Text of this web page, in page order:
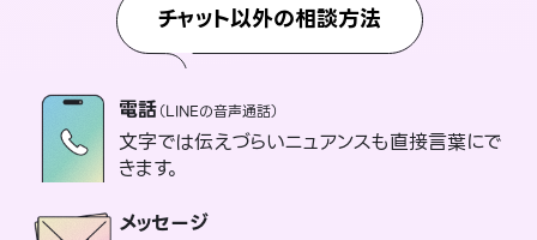
チャット以外の相談方法
電話（LINEの音声通話）
文字では伝えづらいニュアンスも直接言葉にで
きます。
メッセージ